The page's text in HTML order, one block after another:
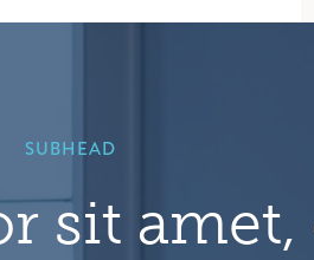
SUBHEAD
sit